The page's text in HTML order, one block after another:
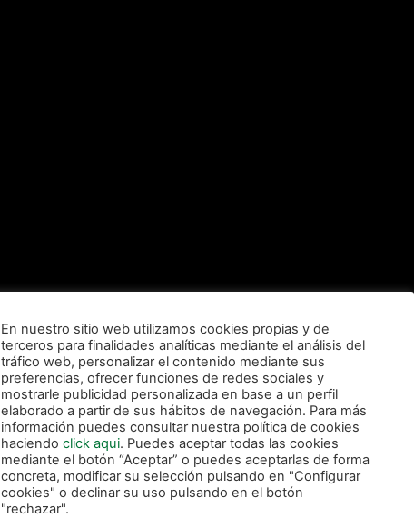
En nuestro sitio web utilizamos cookies propias y de
terceros para finalidades analíticas mediante el análisis del
tráfico web, personalizar el contenido mediante sus
preferencias, ofrecer funciones de redes sociales y
mostrarle publicidad personalizada en base a un perfil
elaborado a partir de sus hábitos de navegación. Para más
información puedes consultar nuestra política de cookies
haciendo click aqui. Puedes aceptar todas las cookies
mediante el botón “Aceptar” o puedes aceptarlas de forma
concreta, modificar su selección pulsando en "Configurar
cookies" o declinar su uso pulsando en el botón
"rechazar".